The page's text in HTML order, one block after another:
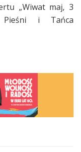
„Wiwat maj, 3
Pieśni i Tańca